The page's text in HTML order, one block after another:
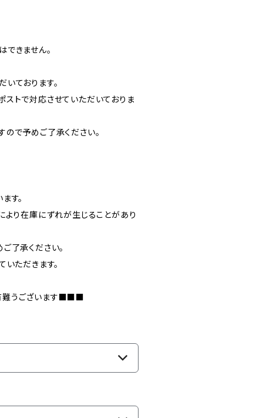
きません。
ております。
トで対応させていただいておりま
で予めご了承ください。
す。
より在庫にずれが生じることがあり
了承ください。
ただきます。
難うございます■■■